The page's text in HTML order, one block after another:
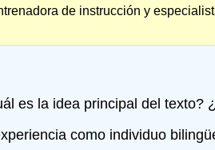
de instrucción y
es la idea principal del texto?
como individuo